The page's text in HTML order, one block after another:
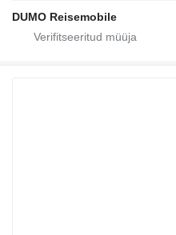
DUMO Reisemobile